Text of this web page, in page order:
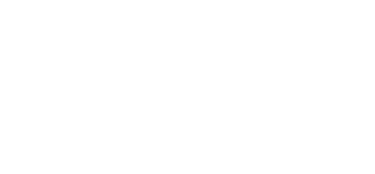
csillapíthatja a